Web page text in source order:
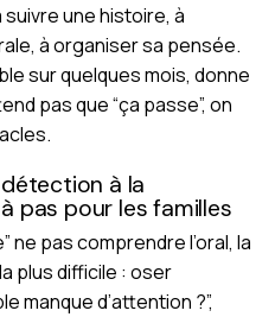
suivre une histoire, à
à organiser sa pensée.
sur quelques mois, donne
pas que “ça passe”, on
à la
pas pour les familles
ne pas comprendre l’oral, la
plus difficile : oser
manque d’attention ?”,